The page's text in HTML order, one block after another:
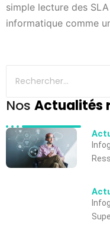
simple lecture des
informatique comme
Nos Actualités